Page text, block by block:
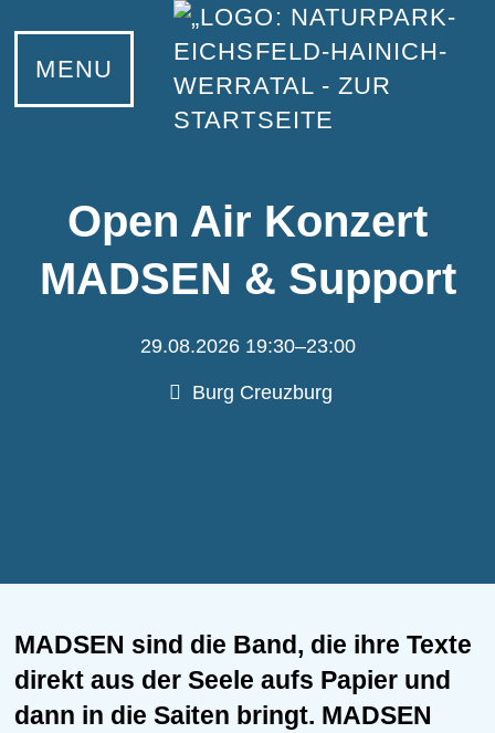
MENU
Open Air Konzert
MADSEN & Support
29.08.2026 19:30–23:00
Burg Creuzburg
MADSEN sind die Band, die ihre Texte
direkt aus der Seele aufs Papier und
dann in die Saiten bringt. MADSEN